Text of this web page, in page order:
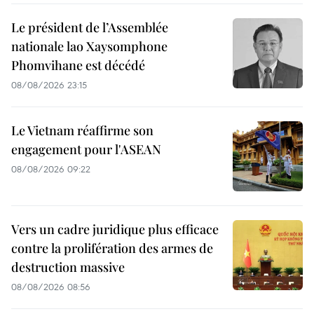
Le président de l’Assemblée
nationale lao Xaysomphone
Phomvihane est décédé
08/08/2026 23:15
Le Vietnam réaffirme son
engagement pour l'ASEAN
08/08/2026 09:22
Vers un cadre juridique plus efficace
contre la prolifération des armes de
destruction massive
08/08/2026 08:56